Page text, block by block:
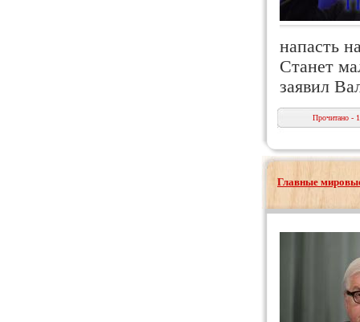
напасть
Станет
заявил
Прочитано -
Главные